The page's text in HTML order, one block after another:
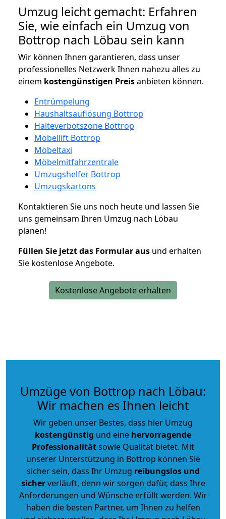
Umzug leicht gemacht: Erfahren
Sie, wie einfach ein Umzug von
Bottrop nach Löbau sein kann
Wir können Ihnen garantieren, dass unser
professionelles Netzwerk Ihnen nahezu alles zu
einem kostengünstigen Preisanbieten können.
Entrümpelung
Haushaltsauflösung Bottrop
Halteverbotszone Bottrop
Möbellift Bottrop
Möbeltaxi
Möbelmitfahrzentrale
Umzugshelfer Bottrop
Umzugskartons
Kontaktieren Sie uns noch heute und lassen Sie
uns gemeinsam Ihren Umzug nach Löbau
planen!
Füllen Sie jetzt das Formular aus und erhalten
Sie kostenlose Angebote.
Kostenlose Angebote erhalten
Umzüge von Bottrop nach Löbau:
Wir machen es Ihnen leicht
Wir geben unser Bestes, dass hier Umzug
kostengünstig und eine hervorragende
Professionalitätsowie Qualität bietet. Mit
unserer Unterstützung in Bottrop können Sie
sicher sein, dass Ihr Umzug reibungslos und
sicherverläuft, denn wir sorgen dafür, dass Ihre
Anforderungen und Wünsche erfüllt werden. Wir
haben die besten Partner, um Ihnen zu helfen